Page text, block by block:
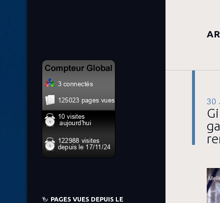
30
PAGES VUES DEPUIS LE